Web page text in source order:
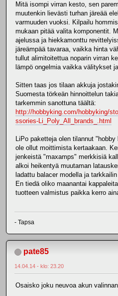
Mitä isompi virran kesto, sen
muutenkin lievästi turhan järeää
varmuuden vuoksi. Kilpailu
mukaan pitää valita komponentit.
ajelussa ja hiekkamonttu
järeämpää tavaraa, vaikka hinta
tullut alimitoitettua noparin virran
lämpö ongelmia vaikka välitykset
Sitten taas jos tilaan akkuja
Suomesta törkeän hinnoittelun
tarkemmin sanottuna täältä:
http://hobbyking.com/hobbyking/
ssories-Li_Poly_All_brands_.html
LiPo paketteja olen tilannut
ole ollut moittimista kertaakaan.
jenkeistä "maxamps" merkkisiä
alkoi heikentyä muutaman
ladattu balacer modella ja
En tiedä oliko maanantai
tuotteen valmistus paikka kerro
- Tapsa
pate85
14.04.14 - klo: 23.20
Osaisko joku neuvoa akun